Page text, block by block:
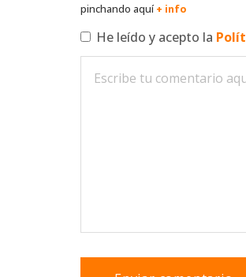
pinchando aquí+ info
He leído y acepto la